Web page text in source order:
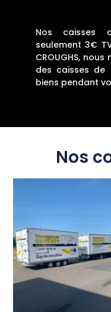
Nos caisses
seulement 3€
CROUGHS,
des caisses
biens pendant
Nos